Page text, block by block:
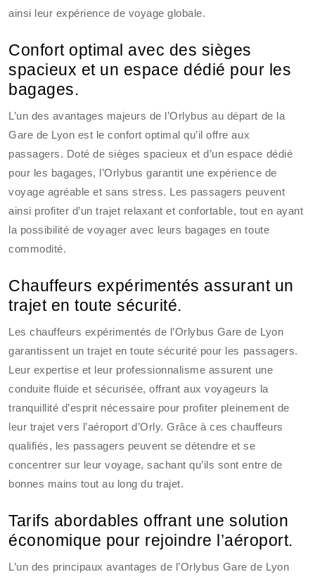
ainsi leur expérience de voyage globale.
Confort optimal avec des sièges
spacieux et un espace dédié pour les
bagages.
L’un des avantages majeurs de l’Orlybus au départ de la
Gare de Lyon est le confort optimal qu’il offre aux
passagers. Doté de sièges spacieux et d’un espace dédié
pour les bagages, l’Orlybus garantit une expérience de
voyage agréable et sans stress. Les passagers peuvent
ainsi profiter d’un trajet relaxant et confortable, tout en ayant
la possibilité de voyager avec leurs bagages en toute
commodité.
Chauffeurs expérimentés assurant un
trajet en toute sécurité.
Les chauffeurs expérimentés de l’Orlybus Gare de Lyon
garantissent un trajet en toute sécurité pour les passagers.
Leur expertise et leur professionnalisme assurent une
conduite fluide et sécurisée, offrant aux voyageurs la
tranquillité d’esprit nécessaire pour profiter pleinement de
leur trajet vers l’aéroport d’Orly. Grâce à ces chauffeurs
qualifiés, les passagers peuvent se détendre et se
concentrer sur leur voyage, sachant qu’ils sont entre de
bonnes mains tout au long du trajet.
Tarifs abordables offrant une solution
économique pour rejoindre l’aéroport.
L’un des principaux avantages de l’Orlybus Gare de Lyon